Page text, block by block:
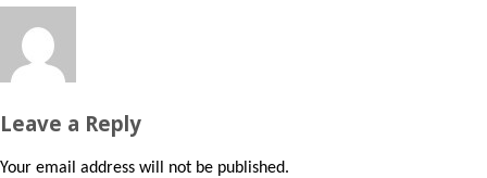
Leave a Reply
Your email address will not be published.